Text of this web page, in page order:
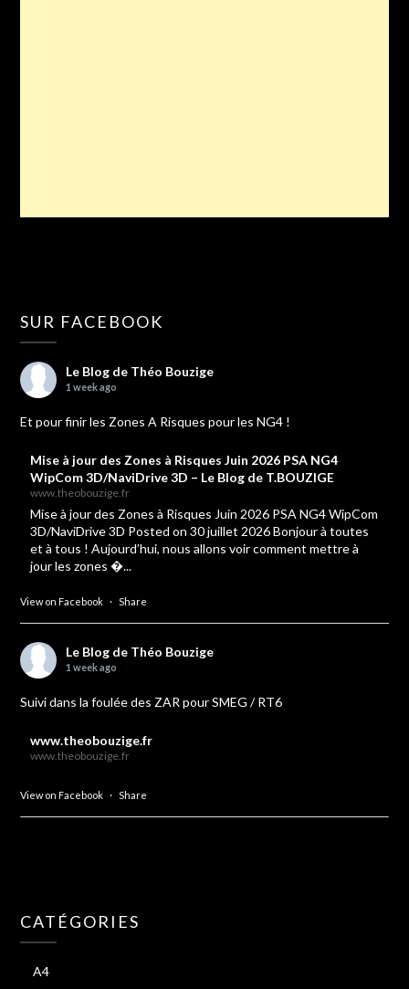
SUR FACEBOOK
Le Blog de Théo Bouzige
1 week ago
Et pour finir les Zones A Risques pour les NG4 !
Mise à jour des Zones à Risques Juin 2026 PSA NG4
WipCom 3D/NaviDrive 3D – Le Blog de T.BOUZIGE
www.theobouzige.fr
Mise à jour des Zones à Risques Juin 2026 PSA NG4 WipCom
3D/NaviDrive 3D Posted on 30 juillet 2026 Bonjour à toutes
et à tous ! Aujourd’hui, nous allons voir comment mettre à
jour les zones �...
View on Facebook · Share
Le Blog de Théo Bouzige
1 week ago
Suivi dans la foulée des ZAR pour SMEG / RT6
www.theobouzige.fr
www.theobouzige.fr
View on Facebook · Share
CATÉGORIES
A4